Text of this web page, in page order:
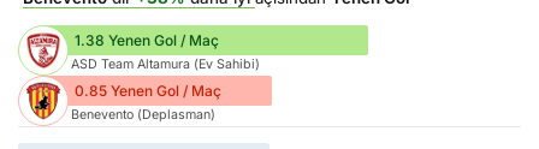
1.38 Yenen Gol / Maç
ASD Team Altamura (Ev Sahibi)
0.85 Yenen Gol / Maç
Benevento (Deplasman)